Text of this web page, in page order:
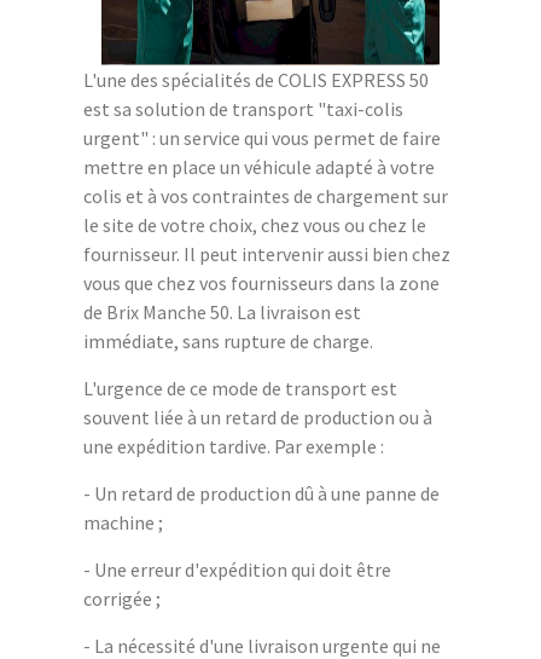
L'une des spécialités de COLIS EXPRESS 50
est sa solution de transport "taxi-colis
urgent" : un service qui vous permet de faire
mettre en place un véhicule adapté à votre
colis et à vos contraintes de chargement sur
le site de votre choix, chez vous ou chez le
fournisseur. Il peut intervenir aussi bien chez
vous que chez vos fournisseurs dans la zone
de Brix Manche 50. La livraison est
immédiate, sans rupture de charge.
L'urgence de ce mode de transport est
souvent liée à un retard de production ou à
une expédition tardive. Par exemple :
- Un retard de production dû à une panne de
machine ;
- Une erreur d'expédition qui doit être
corrigée ;
- La nécessité d'une livraison urgente qui ne